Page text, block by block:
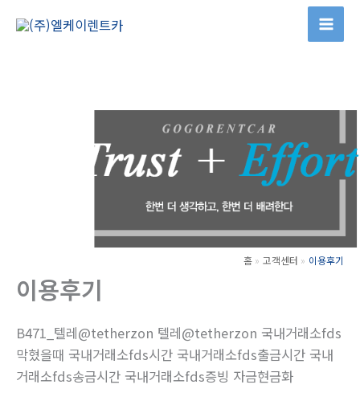
홈 고객센터 이용후기
이용후기
B471_텔레@tetherzon 텔레@tetherzon 국내거래소fds
막혔을때 국내거래소fds시간 국내거래소fds출금시간 국내
거래소fds송금시간 국내거래소fds증빙 자금현금화